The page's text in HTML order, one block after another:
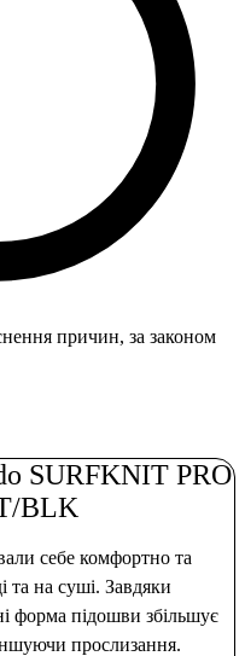
причин, за законом
SURFKNIT PRO
BLK
себе комфортно та
та на суші. Завдяки
форма підошви збільшує
прослизання.